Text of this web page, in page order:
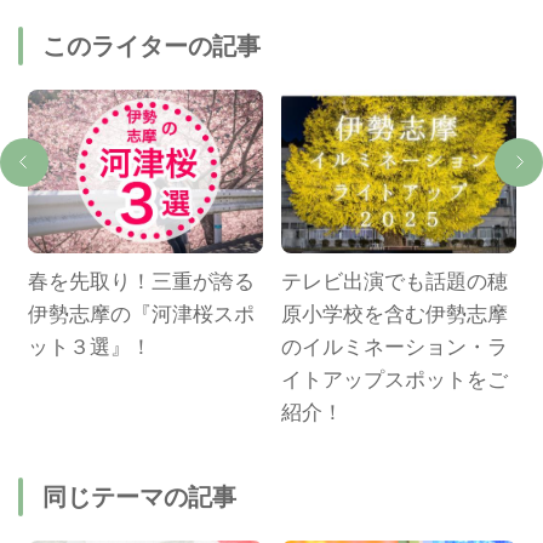
このライターの記事
春を先取り！三重が誇る
伊勢志摩の『河津桜スポ
ット３選』！
テレビ出演でも話題の穂
原小学校を含む伊勢志摩
のイルミネーション・ラ
イトアップスポットをご
紹介！
同じテーマの記事